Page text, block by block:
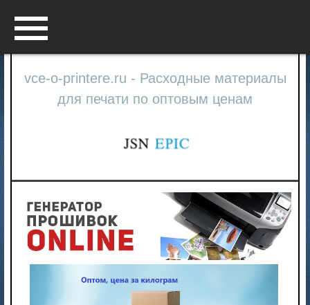
vce-o-printere.ru - Расходные материалы
для печати по оптовым ценам